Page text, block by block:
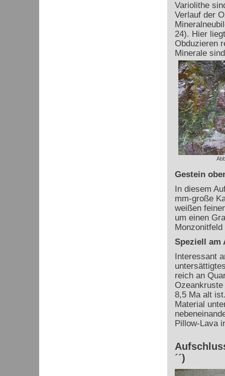
Variolithe
Verlauf der
24). Hier
Obduzieren
Minerale
Gestein
In diesem
mm-große
weißen
um einen
Monzonitfeld
Speziell am
Interessant
reich an
8,5 Ma alt
Material
Pillow-Lava
´´)